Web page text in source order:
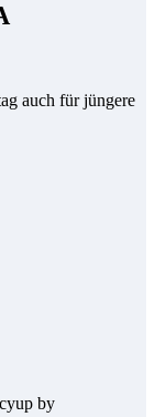
auch für jüngere
by